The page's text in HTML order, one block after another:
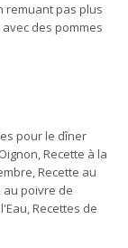
remuant pas plus
des pommes
pour le dîner
,Recette à la
,Recette au
au poivre de
,Recettes de